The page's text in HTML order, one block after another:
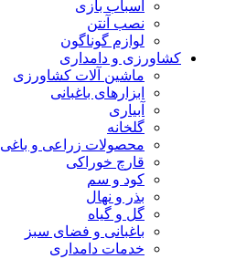
اسباب بازی
نصب آنتن
لوازم گوناگون
کشاورزی و دامداری
ماشین آلات کشاورزی
ابزارهای باغبانی
آبیاری
گلخانه
محصولات زراعی و باغی
قارچ خوراکی
کود و سم
بذر و نهال
گل و گیاه
باغبانی و فضای سبز
خدمات دامداری